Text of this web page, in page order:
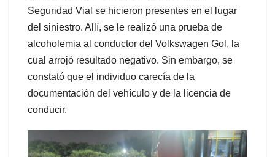
Seguridad Vial se hicieron presentes en el lugar
del siniestro. Allí, se le realizó una prueba de
alcoholemia al conductor del Volkswagen Gol, la
cual arrojó resultado negativo. Sin embargo, se
constató que el individuo carecía de la
documentación del vehículo y de la licencia de
conducir.